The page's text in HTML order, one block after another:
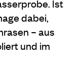
Ist
dabei,
– aus
und im